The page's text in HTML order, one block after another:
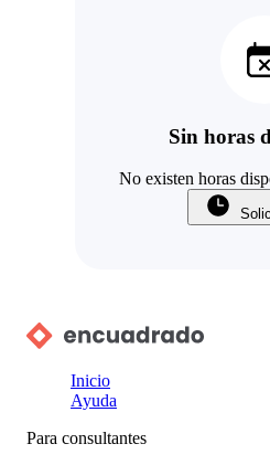
Sin horas
No existen horas
Inicio
Ayuda
Para consultantes